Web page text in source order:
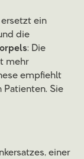
ersetzt ein
die
: Die
mehr
empfiehlt
Patienten. Sie
einer